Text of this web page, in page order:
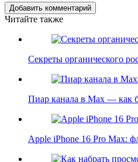
Добавить комментарий
Читайте также
Секреты органического
Пиар канала в Max — как
Apple iPhone 16 Pro Max: